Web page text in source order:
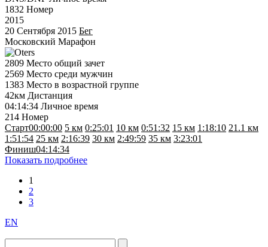
1832 Номер
2015
20 Сентября 2015 Бег
Московский Марафон
2809 Место общий зачет
2569 Место среди мужчин
1383 Место в возрастной группе
42км Дистанция
04:14:34 Личное время
214 Номер
Старт00:00:00 5 км 0:25:01 10 км 0:51:32 15 км 1:18:10 21.1 км
1:51:54 25 км 2:16:39 30 км 2:49:59 35 км 3:23:01
Финиш04:14:34
Показать подробнее
1
2
3
EN